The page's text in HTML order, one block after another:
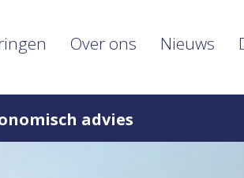
Over ons Nieuws
advies